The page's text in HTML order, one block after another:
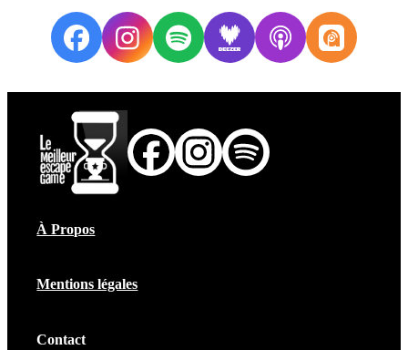
À Propos
Mentions légales
Contact